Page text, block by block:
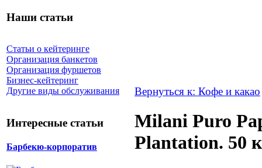
Наши статьи
Статьи о кейтеринге
Организация банкетов
Организация фуршетов
Бизнес-кейтеринг
Другие виды обслуживания
Интересные статьи
Барбекю-корпоратив
Вернуться к: Кофе и какао
Milani Puro
Plantation. 50